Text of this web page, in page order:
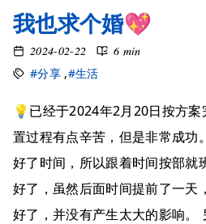
我也求个婚💖
2024-02-22
6 min
#分享 ,#生活
💡已经于2024年2月20日按方
置过程有点辛苦，但是非常成功
好了时间，所以跟着时间按部就
好了，虽然后面时间提前了一天
好了，并没有产生太大的影响。